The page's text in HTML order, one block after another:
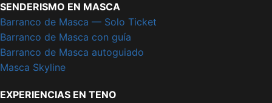
SENDERISMO EN MASCA
Barranco de Masca — Solo Ticket
Barranco de Masca con guía
Barranco de Masca autoguiado
Masca Skyline
EXPERIENCIAS EN TENO